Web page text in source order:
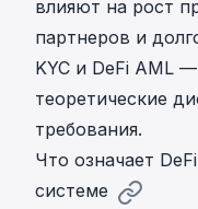
влияют на рост
партнеров и
KYC и DeFi AML
теоретические
требования.
Что означает
системе